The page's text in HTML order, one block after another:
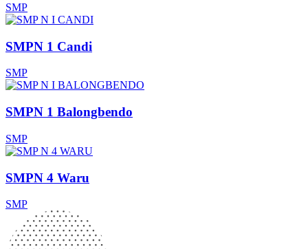
SMP
SMPN 1 Candi
SMP
SMPN 1 Balongbendo
SMP
SMPN 4 Waru
SMP